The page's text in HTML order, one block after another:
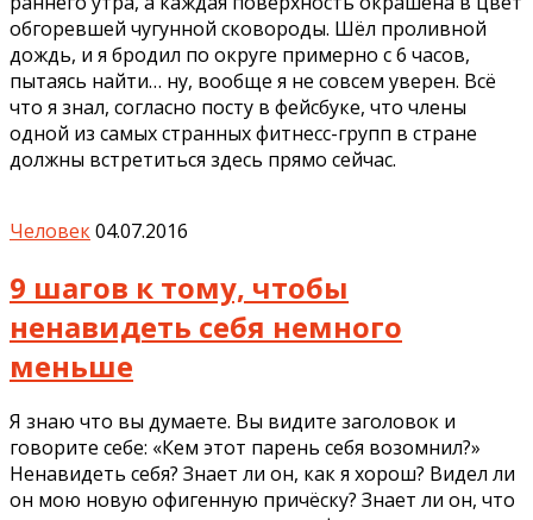
обгоревшей чугунной сковороды. Шёл проливной
дождь, и я бродил по округе примерно с 6 часов,
пытаясь найти… ну, вообще я не совсем уверен. Всё
что я знал, согласно посту в фейсбуке, что члены
одной из самых странных фитнесс-групп в стране
должны встретиться здесь прямо сейчас.
Человек04.07.2016
9 шагов к тому, чтобы
ненавидеть себя немного
меньше
Я знаю что вы думаете. Вы видите заголовок и
говорите себе: «Кем этот парень себя возомнил?»
Ненавидеть себя? Знает ли он, как я хорош? Видел ли
он мою новую офигенную причёску? Знает ли он, что